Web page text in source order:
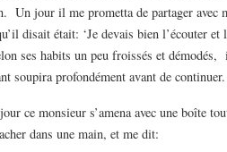
Un jour il me prometta de partager avec
disait était: ‘Je devais bien l’écouter
ses habits un peu froissés et démodés,
soupira profondément avant de continuer.
s’amena avec une boîte toute
dans une main, et me dit: